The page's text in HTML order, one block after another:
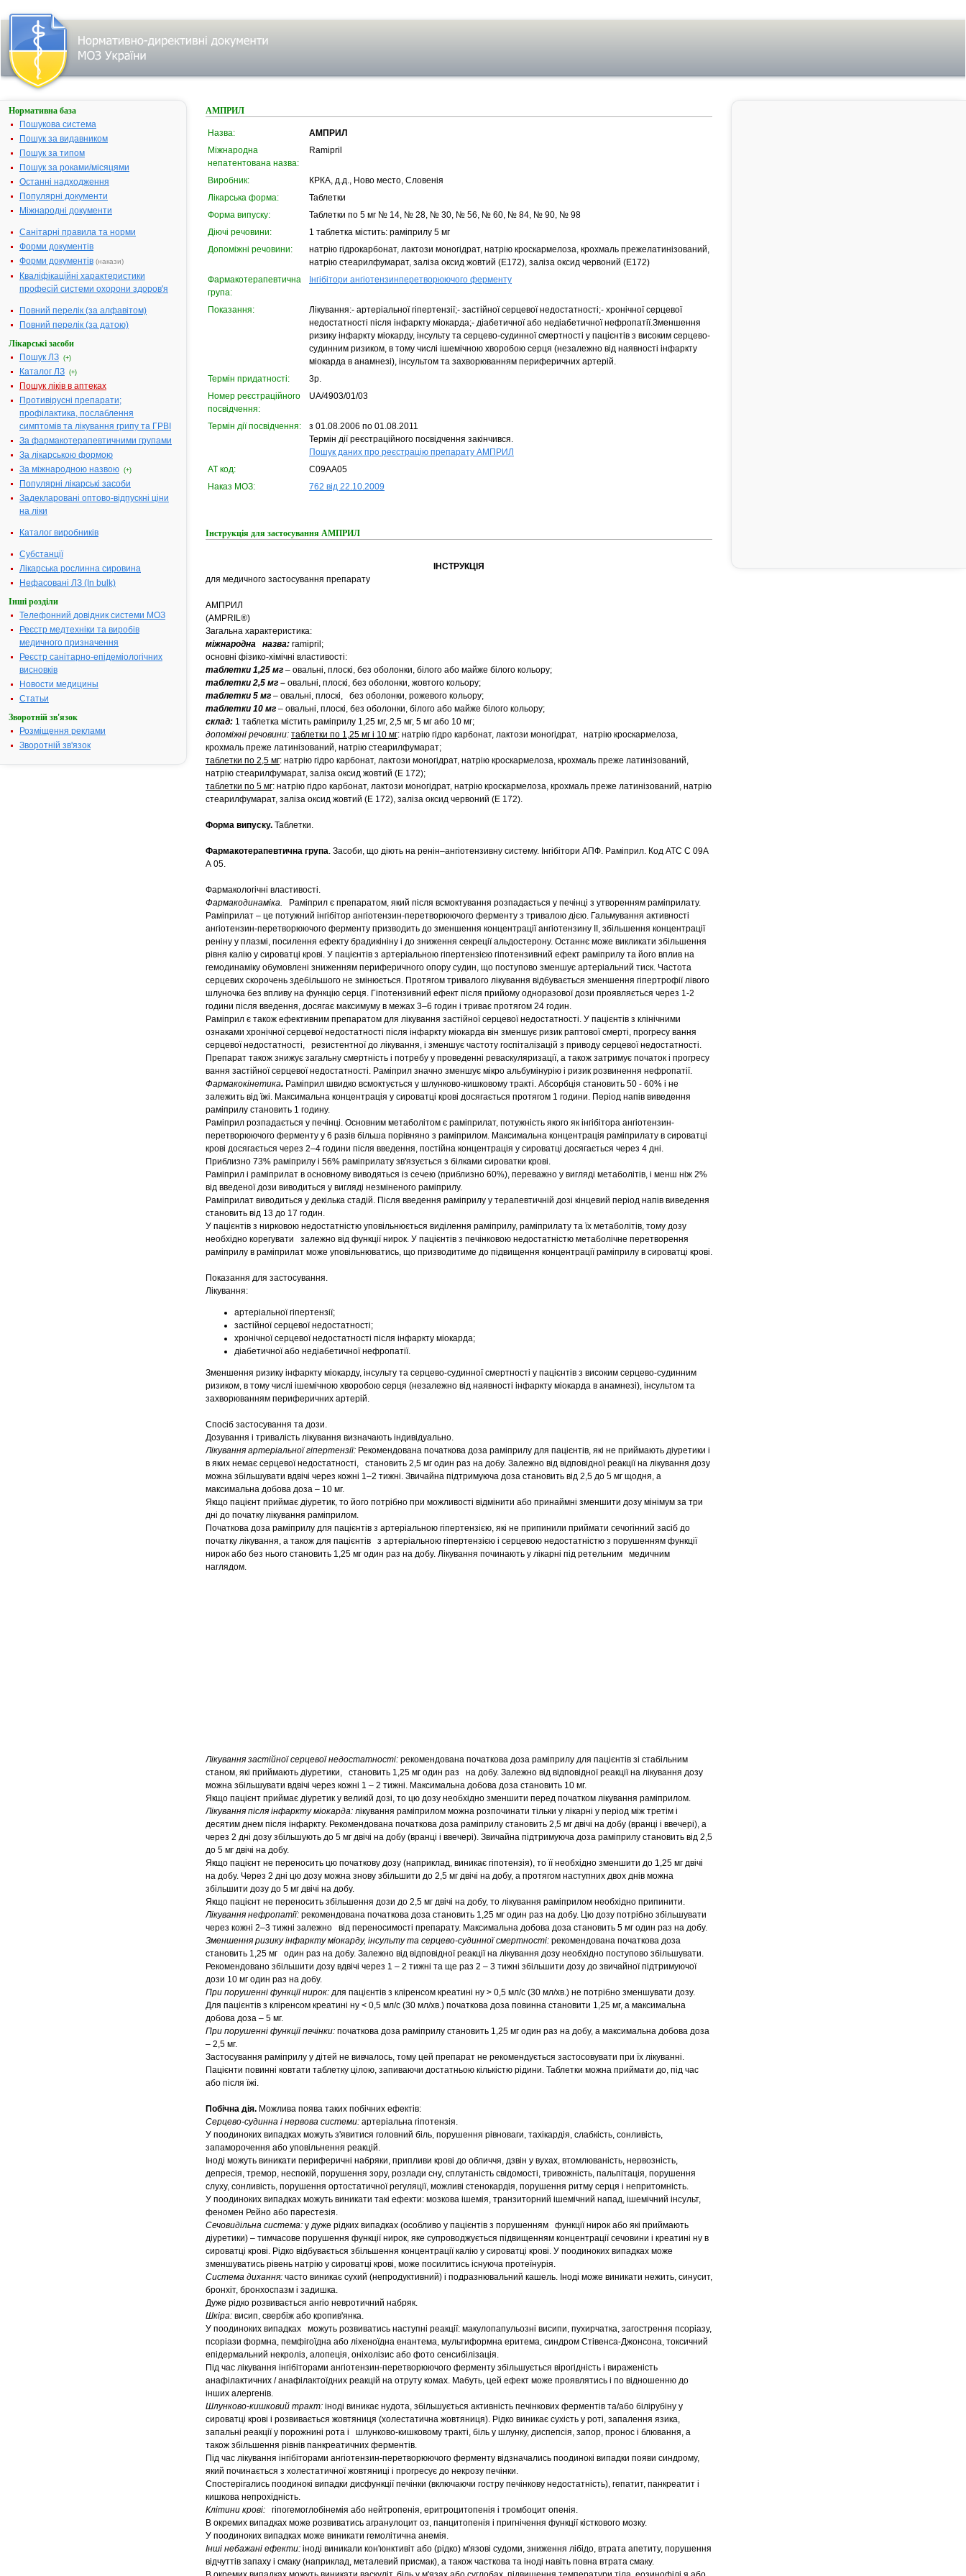
Нормативна база
Пошукова система
Пошук за видавником
Пошук за типом
Пошук за роками/місяцями
Останні надходження
Популярні документи
Міжнародні документи
Санітарні правила та норми
Форми документів
Форми документів (накази)
Кваліфікаційні характеристики
професій системи охорони здоров'я
Повний перелік (за алфавітом)
Повний перелік (за датою)
Лікарські засоби
Пошук ЛЗ (+)
Каталог ЛЗ (+)
Пошук ліків в аптеках
Противірусні препарати;
профілактика, послаблення
симптомів та лікування грипу та ГРВІ
За фармакотерапевтичними групами
За лікарською формою
За міжнародною назвою (+)
Популярні лікарські засоби
Задекларовані оптово-відпускні ціни
на ліки
Каталог виробників
Субстанції
Лікарська рослинна сировина
Нефасовані ЛЗ (In bulk)
Інші розділи
Телефонний довідник системи МОЗ
Реєстр медтехніки та виробів
медичного призначення
Реєстр санітарно-епідеміологічних
висновків
Новости медицины
Статьи
Зворотній зв'язок
Розміщення реклами
Зворотній зв'язок
АМПРИЛ
Назва:
АМПРИЛ
Міжнародна
непатентована назва:
Ramipril
Виробник:
КРКА, д.д., Ново место, Словенія
Лікарська форма:
Таблетки
Форма випуску:
Таблетки по 5 мг № 14, № 28, № 30, № 56, № 60, № 84, № 90, № 98
Діючі речовини:
1 таблетка містить: раміприлу 5 мг
Допоміжні речовини:
натрію гідрокарбонат, лактози моногідрат, натрію кроскармелоза, крохмаль прежелатинізований,
натрію стеарилфумарат, заліза оксид жовтий (Е172), заліза оксид червоний (Е172)
Фармакотерапевтична
група:
Інгібітори ангіотензинперетворюючого ферменту
Показання:
Лікування:- артеріальної гіпертензії;- застійної серцевої недостатності;- хронічної серцевої
недостатності після інфаркту міокарда;- діабетичної або недіабетичної нефропатії.Зменшення
ризику інфаркту міокарду, інсульту та серцево-судинної смертності у пацієнтів з високим серцево-
судинним ризиком, в тому числі ішемічною хворобою серця (незалежно від наявності інфаркту
міокарда в анамнезі), інсультом та захворюванням периферичних артерій.
Термін придатності:
3р.
Номер реєстраційного
посвідчення:
UA/4903/01/03
Термін дії посвідчення:
з 01.08.2006 по 01.08.2011
Термін дії реєстраційного посвідчення закінчився.
Пошук даних про реєстрацію препарату АМПРИЛ
АТ код:
C09AA05
Наказ МОЗ:
762 від 22.10.2009
Інструкція для застосування АМПРИЛ
ІНСТРУКЦІЯ
для медичного застосування препарату
АМПРИЛ
(AMPRIL®)
Загальна характеристика:
міжнародна назва: ramipril;
основні фізико-хімічні властивості:
таблетки 1,25 мг – овальні, плоскі, без оболонки, білого або майже білого кольору;
таблетки 2,5 мг – овальні, плоскі, без оболонки, жовтого кольору;
таблетки 5 мг – овальні, плоскі, без оболонки, рожевого кольору;
таблетки 10 мг – овальні, плоскі, без оболонки, білого або майже білого кольору;
склад: 1 таблетка містить раміприлу 1,25 мг, 2,5 мг, 5 мг або 10 мг;
допоміжні речовини: таблетки по 1,25 мг і 10 мг: натрію гідро карбонат, лактози моногідрат, натрію кроскармелоза,
крохмаль преже латинізований, натрію стеарилфумарат;
таблетки по 2,5 мг: натрію гідро карбонат, лактози моногідрат, натрію кроскармелоза, крохмаль преже латинізований,
натрію стеарилфумарат, заліза оксид жовтий (Е 172);
таблетки по 5 мг: натрію гідро карбонат, лактози моногідрат, натрію кроскармелоза, крохмаль преже латинізований, натрію
стеарилфумарат, заліза оксид жовтий (Е 172), заліза оксид червоний (Е 172).
Форма випуску. Таблетки.
Фармакотерапевтична група. Засоби, що діють на ренін–ангіотензивну систему. Інгібітори АПФ. Раміприл. Код АТС С 09А
А 05.
Фармакологічні властивості.
Фармакодинаміка.
Раміприл є препаратом, який після всмоктування розпадається у печінці з утворенням раміприлату.
Раміприлат – це потужний інгібітор ангіотензин-перетворюючого ферменту з тривалою дією. Гальмування активності
ангіотензин-перетворюючого ферменту призводить до зменшення концентрації ангіотензину II, збільшення концентрації
реніну у плазмі, посилення ефекту брадикініну і до зниження секреції альдостерону. Останнє може викликати збільшення
рівня калію у сироватці крові. У пацієнтів з артеріальною гіпертензією гіпотензивний ефект раміприлу та його вплив на
гемодинаміку обумовлені зниженням периферичного опору судин, що поступово зменшує артеріальний тиск. Частота
серцевих скорочень здебільшого не змінюється. Протягом тривалого лікування відбувається зменшення гіпертрофії лівого
шлуночка без впливу на функцію серця. Гіпотензивний ефект після прийому одноразової дози проявляється через 1-2
години після введення, досягає максимуму в межах 3–6 годин і триває протягом 24 годин.
Раміприл є також ефективним препаратом для лікування застійної серцевої недостатності. У пацієнтів з клінічними
ознаками хронічної серцевої недостатності після інфаркту міокарда він зменшує ризик раптової смерті, прогресу вання
серцевої недостатності, резистентної до лікування, і зменшує частоту госпіталізацій з приводу серцевої недостатності.
Препарат також знижує загальну смертність і потребу у проведенні реваскуляризації, а також затримує початок і прогресу
вання застійної серцевої недостатності. Раміприл значно зменшує мікро альбумінурію і ризик розвинення нефропатії.
Фармакокінетика. Раміприл швидко всмоктується у шлунково-кишковому тракті. Абсорбція становить 50 - 60% і не
залежить від їжі. Максимальна концентрація у сироватці крові досягається протягом 1 години. Період напів виведення
раміприлу становить 1 годину.
Раміприл розпадається у печінці. Основним метаболітом є раміприлат, потужність якого як інгібітора ангіотензин-
перетворюючого ферменту у 6 разів більша порівняно з раміприлом. Максимальна концентрація раміприлату в сироватці
крові досягається через 2–4 години після введення, постійна концентрація у сироватці досягається через 4 дні.
Приблизно 73% раміприлу і 56% раміприлату зв'язується з білками сироватки крові.
Раміприл і раміприлат в основному виводяться із сечею (приблизно 60%), переважно у вигляді метаболітів, і менш ніж 2%
від введеної дози виводиться у вигляді незміненого раміприлу.
Раміприлат виводиться у декілька стадій. Після введення раміприлу у терапевтичній дозі кінцевий період напів виведення
становить від 13 до 17 годин.
У пацієнтів з нирковою недостатністю уповільнюється виділення раміприлу, раміприлату та їх метаболітів, тому дозу
необхідно корегувати залежно від функції нирок. У пацієнтів з печінковою недостатністю метаболічне перетворення
раміприлу в раміприлат може уповільнюватись, що призводитиме до підвищення концентрації раміприлу в сироватці крові.
Показання для застосування.
Лікування:
артеріальної гіпертензії;
застійної серцевої недостатності;
хронічної серцевої недостатності після інфаркту міокарда;
діабетичної або недіабетичної нефропатії.
Зменшення ризику інфаркту міокарду, інсульту та серцево-судинної смертності у пацієнтів з високим серцево-судинним
ризиком, в тому числі ішемічною хворобою серця (незалежно від наявності інфаркту міокарда в анамнезі), інсультом та
захворюванням периферичних артерій.
Спосіб застосування та дози.
Дозування і тривалість лікування визначають індивідуально.
Лікування артеріальної гіпертензії: Рекомендована початкова доза раміприлу для пацієнтів, які не приймають діуретики і
в яких немає серцевої недостатності, становить 2,5 мг один раз на добу. Залежно від відповідної реакції на лікування дозу
можна збільшувати вдвічі через кожні 1–2 тижні. Звичайна підтримуюча доза становить від 2,5 до 5 мг щодня, а
максимальна добова доза – 10 мг.
Якщо пацієнт приймає діуретик, то його потрібно при можливості відмінити або принаймні зменшити дозу мінімум за три
дні до початку лікування раміприлом.
Початкова доза раміприлу для пацієнтів з артеріальною гіпертензією, які не припинили приймати сечогінний засіб до
початку лікування, а також для пацієнтів з артеріальною гіпертензією і серцевою недостатністю з порушенням функції
нирок або без нього становить 1,25 мг один раз на добу. Лікування починають у лікарні під ретельним медичним
наглядом.
Лікування застійної серцевої недостатності: рекомендована початкова доза раміприлу для пацієнтів зі стабільним
станом, які приймають діуретики, становить 1,25 мг один раз на добу. Залежно від відповідної реакції на лікування дозу
можна збільшувати вдвічі через кожні 1 – 2 тижні. Максимальна добова доза становить 10 мг.
Якщо пацієнт приймає діуретик у великій дозі, то цю дозу необхідно зменшити перед початком лікування раміприлом.
Лікування після інфаркту міокарда: лікування раміприлом можна розпочинати тільки у лікарні у період між третім і
десятим днем після інфаркту. Рекомендована початкова доза раміприлу становить 2,5 мг двічі на добу (вранці і ввечері), а
через 2 дні дозу збільшують до 5 мг двічі на добу (вранці і ввечері). Звичайна підтримуюча доза раміприлу становить від 2,5
до 5 мг двічі на добу.
Якщо пацієнт не переносить цю початкову дозу (наприклад, виникає гіпотензія), то її необхідно зменшити до 1,25 мг двічі
на добу. Через 2 дні цю дозу можна знову збільшити до 2,5 мг двічі на добу, а протягом наступних двох днів можна
збільшити дозу до 5 мг двічі на добу.
Якщо пацієнт не переносить збільшення дози до 2,5 мг двічі на добу, то лікування раміприлом необхідно припинити.
Лікування нефропатії: рекомендована початкова доза становить 1,25 мг один раз на добу. Цю дозу потрібно збільшувати
через кожні 2–3 тижні залежно від переносимості препарату. Максимальна добова доза становить 5 мг один раз на добу.
Зменшення ризику інфаркту міокарду, інсульту та серцево-судинної смертності: рекомендована початкова доза
становить 1,25 мг один раз на добу. Залежно від відповідної реакції на лікування дозу необхідно поступово збільшувати.
Рекомендовано збільшити дозу вдвічі через 1 – 2 тижні та ще раз 2 – 3 тижні збільшити дозу до звичайної підтримуючої
дози 10 мг один раз на добу.
При порушенні функції нирок: для пацієнтів з кліренсом креатині ну > 0,5 мл/с (30 мл/хв.) не потрібно зменшувати дозу.
Для пацієнтів з кліренсом креатині ну < 0,5 мл/с (30 мл/хв.) початкова доза повинна становити 1,25 мг, а максимальна
добова доза – 5 мг.
При порушенні функції печінки: початкова доза раміприлу становить 1,25 мг один раз на добу, а максимальна добова доза
– 2,5 мг.
Застосування раміприлу у дітей не вивчалось, тому цей препарат не рекомендується застосовувати при їх лікуванні.
Пацієнти повинні ковтати таблетку цілою, запиваючи достатньою кількістю рідини. Таблетки можна приймати до, під час
або після їжі.
Побічна дія. Можлива поява таких побічних ефектів:
Серцево-судинна і нервова системи: артеріальна гіпотензія.
У поодиноких випадках можуть з'явитися головний біль, порушення рівноваги, тахікардія, слабкість, сонливість,
запаморочення або уповільнення реакцій.
Іноді можуть виникати периферичні набряки, припливи крові до обличчя, дзвін у вухах, втомлюваність, нервозність,
депресія, тремор, неспокій, порушення зору, розлади сну, сплутаність свідомості, тривожність, пальпітація, порушення
слуху, сонливість, порушення ортостатичної регуляції, можливі стенокардія, порушення ритму серця і непритомність.
У поодиноких випадках можуть виникати такі ефекти: мозкова ішемія, транзиторний ішемічний напад, ішемічний інсульт,
феномен Рейно або парестезія.
Сечовидільна система: у дуже рідких випадках (особливо у пацієнтів з порушенням функції нирок або які приймають
діуретики) – тимчасове порушення функції нирок, яке супроводжується підвищенням концентрації сечовини і креатині ну в
сироватці крові. Рідко відбувається збільшення концентрації калію у сироватці крові. У поодиноких випадках може
зменшуватись рівень натрію у сироватці крові, може посилитись існуюча протеїнурія.
Система дихання: часто виникає сухий (непродуктивний) і подразнювальний кашель. Іноді може виникати нежить, синусит,
бронхіт, бронхоспазм і задишка.
Дуже рідко розвивається ангіо невротичний набряк.
Шкіра: висип, свербіж або кропив'янка.
У поодиноких випадках можуть розвиватись наступні реакції: макулопапульозні висипи, пухирчатка, загострення псоріазу,
псоріази формна, пемфігоїдна або ліхеноїдна енантема, мультиформна еритема, синдром Стівенса-Джонсона, токсичний
епідермальний некроліз, алопеція, оніхолізис або фото сенсибілізація.
Під час лікування інгібіторами ангіотензин-перетворюючого ферменту збільшується вірогідність і вираженість
анафілактичних / анафілактоїдних реакцій на отруту комах. Мабуть, цей ефект може проявлятись і по відношенню до
інших алергенів.
Шлунково-кишковий тракт: іноді виникає нудота, збільшується активність печінкових ферментів та/або білірубіну у
сироватці крові і розвивається жовтяниця (холестатична жовтяниця). Рідко виникає сухість у роті, запалення язика,
запальні реакції у порожнині рота і шлунково-кишковому тракті, біль у шлунку, диспепсія, запор, пронос і блювання, а
також збільшення рівнів панкреатичних ферментів.
Під час лікування інгібіторами ангіотензин-перетворюючого ферменту відзначались поодинокі випадки появи синдрому,
який починається з холестатичної жовтяниці і прогресує до некрозу печінки.
Спостерігались поодинокі випадки дисфункції печінки (включаючи гостру печінкову недостатність), гепатит, панкреатит і
кишкова непрохідність.
Клітини крові:
гіпогемоглобінемія або нейтропенія, еритроцитопенія і тромбоцит опенія.
В окремих випадках може розвиватись агранулоцит оз, панцитопенія і пригнічення функції кісткового мозку.
У поодиноких випадках може виникати гемолітична анемія.
Інші небажані ефекти: іноді виникали кон'юнктивіт або (рідко) м'язові судоми, зниження лібідо, втрата апетиту, порушення
відчуттів запаху і смаку (наприклад, металевий присмак), а також часткова та іноді навіть повна втрата смаку.